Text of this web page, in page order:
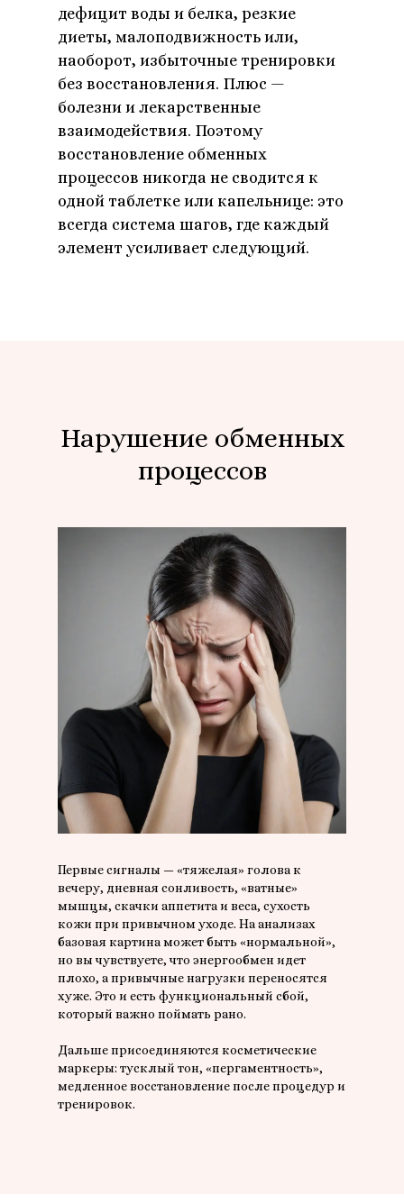
дефицит воды и белка, резкие
диеты, малоподвижность или,
наоборот, избыточные тренировки
без восстановления. Плюс —
болезни и лекарственные
взаимодействия. Поэтому
восстановление обменных
процессов никогда не сводится к
одной таблетке или капельнице: это
всегда система шагов, где каждый
элемент усиливает следующий.
Нарушение обменных
процессов
Первые сигналы — «тяжелая» голова к
вечеру, дневная сонливость, «ватные»
мышцы, скачки аппетита и веса, сухость
кожи при привычном уходе. На анализах
базовая картина может быть «нормальной»,
но вы чувствуете, что энергообмен идет
плохо, а привычные нагрузки переносятся
хуже. Это и есть функциональный сбой,
который важно поймать рано.
Дальше присоединяются косметические
маркеры: тусклый тон, «пергаментность»,
медленное восстановление после процедур и
тренировок.